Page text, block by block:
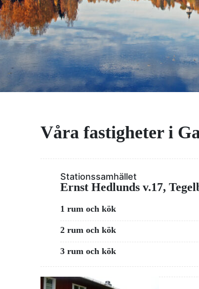
Våra fastigheter i
Stationssamhället
Ernst Hedlunds v.17,
1 rum och kök
2 rum och kök
3 rum och kök